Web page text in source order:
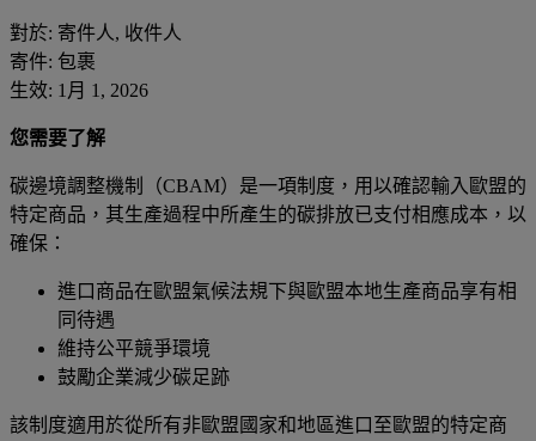
對於: 寄件人, 收件人
寄件: 包裹
生效: 1月 1, 2026
您需要了解
碳邊境調整機制（CBAM）是一項制度，用以確認輸入歐盟的
特定商品，其生產過程中所產生的碳排放已支付相應成本，以
確保：
進口商品在歐盟氣候法規下與歐盟本地生產商品享有相
同待遇
維持公平競爭環境
鼓勵企業減少碳足跡
該制度適用於從所有非歐盟國家和地區進口至歐盟的特定商